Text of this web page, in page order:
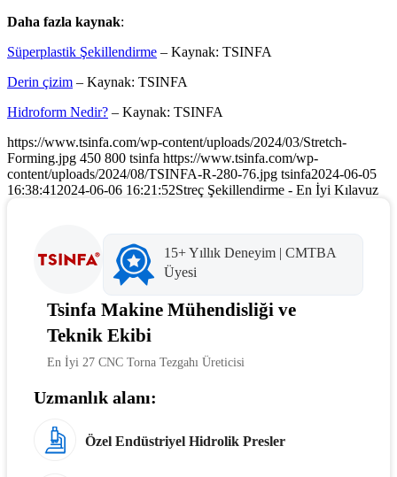
Daha fazla kaynak:
Süperplastik Şekillendirme – Kaynak: TSINFA
Derin çizim – Kaynak: TSINFA
Hidroform Nedir? – Kaynak: TSINFA
https://www.tsinfa.com/wp-content/uploads/2024/03/Stretch-
Forming.jpg 450 800 tsinfa https://www.tsinfa.com/wp-
content/uploads/2024/08/TSINFA-R-280-76.jpg tsinfa2024-06-05
16:38:412024-06-06 16:21:52Streç Şekillendirme - En İyi Kılavuz
Tsinfa Makine Mühendisliği ve
Teknik Ekibi
En İyi 27 CNC Torna Tezgahı Üreticisi
15+ Yıllık Deneyim | CMTBA
Üyesi
Uzmanlık alanı:
Özel Endüstriyel Hidrolik Presler